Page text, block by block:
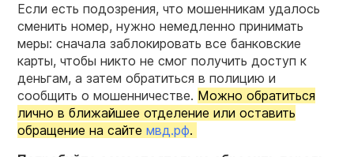
Если есть подозрения, что мошенникам удалось
сменить номер, нужно немедленно принимать
меры: сначала заблокировать все банковские
карты, чтобы никто не смог получить доступ к
деньгам, а затем обратиться в полицию и
сообщить о мошенничестве. Можно обратиться
лично в ближайшее отделение или оставить
обращение на сайте мвд.рф.